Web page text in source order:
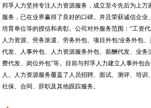
邦孚人力坚持专注人力资源服务，成立至今先后为上万
服务，已在业界赢得了良好的口碑。并且荣获诚信企业
培育单位等的授信和表彰。公司对外服务范围：“工资
人力资源、劳务派遣、劳务外包、项目外包/业务外包
代发、人事外包、人力资源服务外包、薪酬代发、业务
费代发、岗位外包”等。目前与邦孚人力建立人事外包
人。人力资源服务覆盖了人员招聘、面试、测评、培训
社保、合同、辞职及其他跟踪服务。